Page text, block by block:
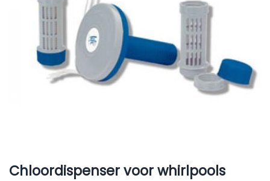
Chloordispenser voor whirlpools